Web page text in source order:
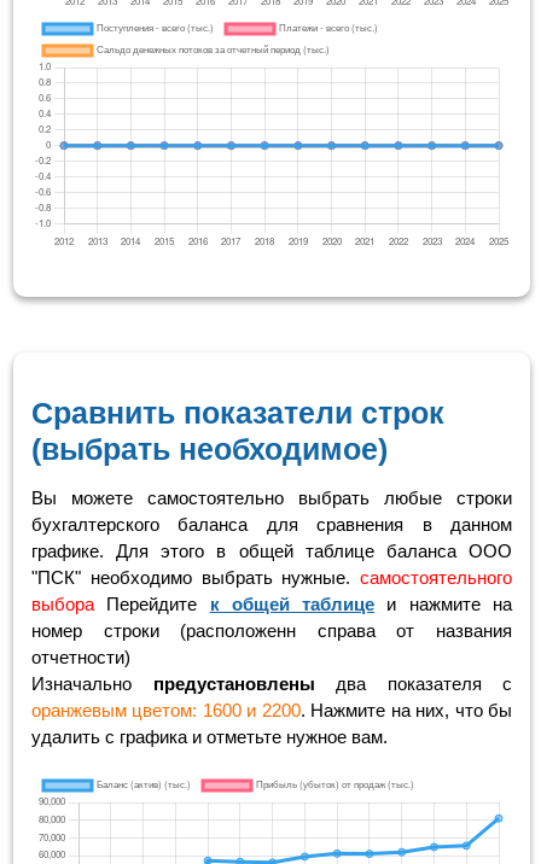
Сравнить показатели строк
(выбрать необходимое)
Вы можете самостоятельно выбрать любые строки
бухгалтерского баланса для сравнения в данном
графике. Для этого в общей таблице баланса ООО
"ПСК" необходимо выбрать нужные. самостоятельного
выбора Перейдите к общей таблице и нажмите на
номер строки (расположенн справа от названия
отчетности)
Изначально предустановлены два показателя с
оранжевым цветом: 1600 и 2200. Нажмите на них, что бы
удалить с графика и отметьте нужное вам.